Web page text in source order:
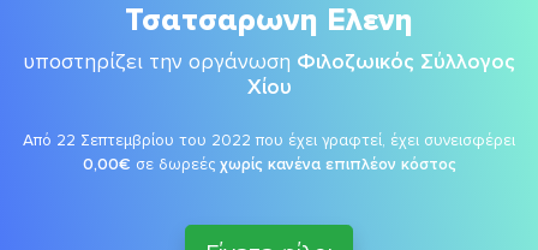
Τσατσαρωνη Ελενη
υποστηρίζει την οργάνωση Φιλοζωικός Σύλλογος
Χίου
Από 22 Σεπτεμβρίου του 2022 που έχει γραφτεί, έχει συνεισφέρει
0,00€ σε δωρεές χωρίς κανένα επιπλέον κόστος